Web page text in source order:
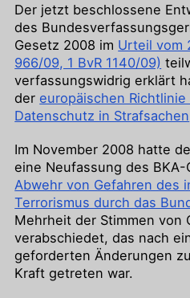
Der jetzt beschlossene
des
Gesetz 2008 im Urteil vom
966/09, 1 BvR 1140/09)
verfassungswidrig erklärt
dereuropäischen
Datenschutz in Strafsachen
Im November 2008 hatte
eine Neufassung des BKA-
Abwehr von Gefahren des
Terrorismus durch das
Mehrheit der Stimmen von
verabschiedet, das nach
geforderten Änderungen
Kraft getreten war.